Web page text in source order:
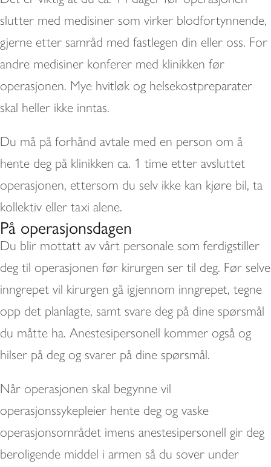
slutter med medisiner som virker blodfortynnende,
gjerne etter samråd med fastlegen din eller oss. For
andre medisiner konferer med klinikken før
operasjonen. Mye hvitløk og helsekostpreparater
skal heller ikke inntas.
Du må på forhånd avtale med en person om å
hente deg på klinikken ca. 1 time etter avsluttet
operasjonen, ettersom du selv ikke kan kjøre bil, ta
kollektiv eller taxi alene.
På operasjonsdagen
Du blir mottatt av vårt personale som ferdigstiller
deg til operasjonen før kirurgen ser til deg. Før selve
inngrepet vil kirurgen gå igjennom inngrepet, tegne
opp det planlagte, samt svare deg på dine spørsmål
du måtte ha. Anestesipersonell kommer også og
hilser på deg og svarer på dine spørsmål.
Når operasjonen skal begynne vil
operasjonssykepleier hente deg og vaske
operasjonsområdet imens anestesipersonell gir deg
beroligende middel i armen så du sover under